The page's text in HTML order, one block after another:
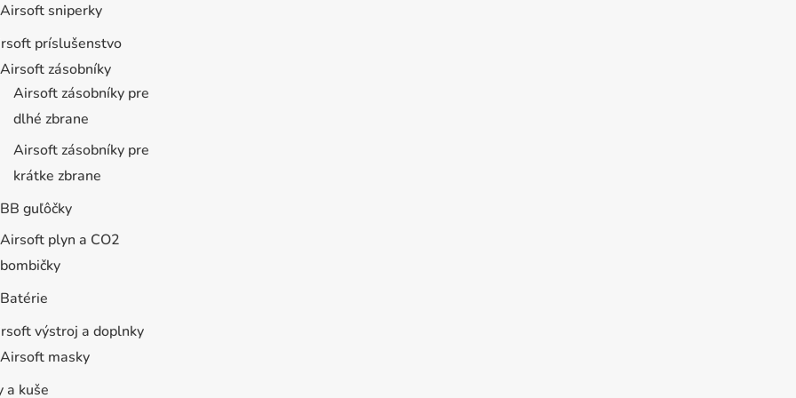
Airsoft sniperky
príslušenstvo
Airsoft zásobníky
Airsoft zásobníky pre
dlhé zbrane
Airsoft zásobníky pre
krátke zbrane
BB guľôčky
Airsoft plyn a CO2
bombičky
Batérie
výstroj a doplnky
Airsoft masky
a kuše